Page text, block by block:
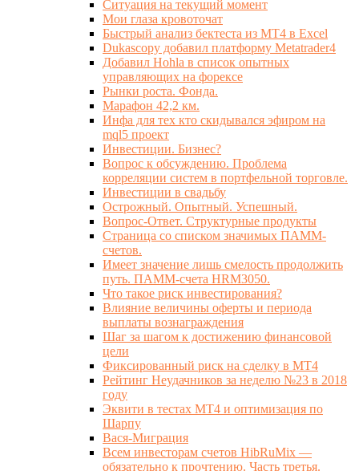
Ситуация на текущий момент
Мои глаза кровоточат
Быстрый анализ бектеста из MT4 в Excel
Dukascopy добавил платформу Metatrader4
Добавил Hohla в список опытных
управляющих на форексе
Рынки роста. Фонда.
Марафон 42,2 км.
Инфа для тех кто скидывался эфиром на
mql5 проект
Инвестиции. Бизнес?
Вопрос к обсуждению. Проблема
корреляции систем в портфельной торговле.
Инвестиции в свадьбу
Острожный. Опытный. Успешный.
Вопрос-Ответ. Структурные продукты
Страница со списком значимых ПАММ-
счетов.
Имеет значение лишь смелость продолжить
путь. ПАММ-счета HRM3050.
Что такое риск инвестирования?
Влияние величины оферты и периода
выплаты вознаграждения
Шаг за шагом к достижению финансовой
цели
Фиксированный риск на сделку в МТ4
Рейтинг Неудачников за неделю №23 в 2018
году
Эквити в тестах MT4 и оптимизация по
Шарпу
Вася-Миграция
Всем инвесторам счетов HibRuMix —
обязательно к прочтению. Часть третья.